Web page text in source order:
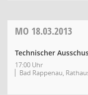
MO 18.03.2013
Technischer
17:00 Uhr
Bad Rappenau,